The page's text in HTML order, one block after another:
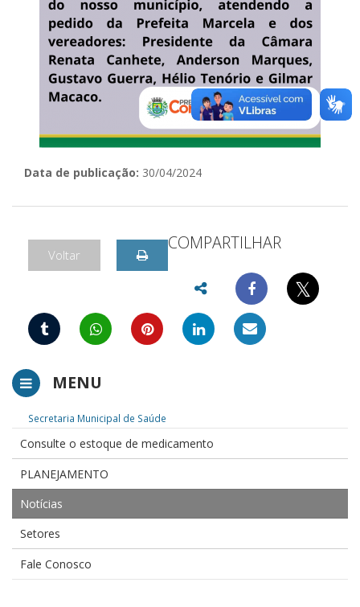
Data de publicação: 30/04/2024
Voltar
COMPARTILHAR
𝕏
MENU
Secretaria Municipal de Saúde
Consulte o estoque de medicamento
PLANEJAMENTO
Notícias
Setores
Fale Conosco